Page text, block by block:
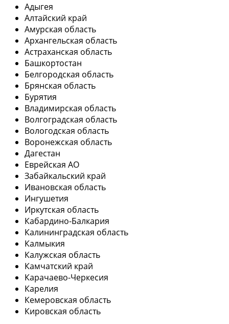
Адыгея
Алтайский край
Амурская область
Архангельская область
Астраханская область
Башкортостан
Белгородская область
Брянская область
Бурятия
Владимирская область
Волгоградская область
Вологодская область
Воронежская область
Дагестан
Еврейская АО
Забайкальский край
Ивановская область
Ингушетия
Иркутская область
Кабардино-Балкария
Калининградская область
Калмыкия
Калужская область
Камчатский край
Карачаево-Черкесия
Карелия
Кемеровская область
Кировская область